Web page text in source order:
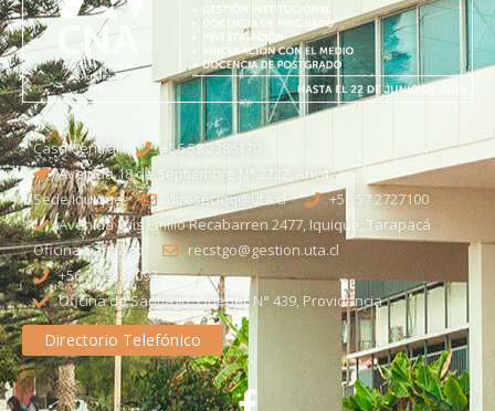
Casa Central
+56 58 2386170
Avenida 18 de Septiembre N° 2222, Arica
Sede Iquique
direseciqq@uta.cl
+56 57 2727100​
Avenida Luis Emilio Recabarren 2477, Iquique, Tarapacá
Oficina Santiago
recstgo@gestion.uta.cl
+56 58 2386093
Oficina de Santiago: Quebec N° 439, Providencia
Directorio Telefónico